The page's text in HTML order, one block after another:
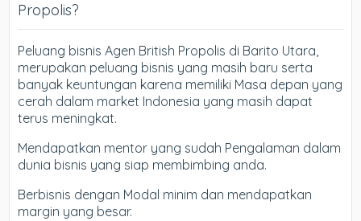
Propolis?
Peluang bisnis Agen British Propolis di Barito Utara,
merupakan peluang bisnis yang masih baru serta
banyak keuntungan karena memiliki Masa depan yang
cerah dalam market Indonesia yang masih dapat
terus meningkat.
Mendapatkan mentor yang sudah Pengalaman dalam
dunia bisnis yang siap membimbing anda.
Berbisnis dengan Modal minim dan mendapatkan
margin yang besar.